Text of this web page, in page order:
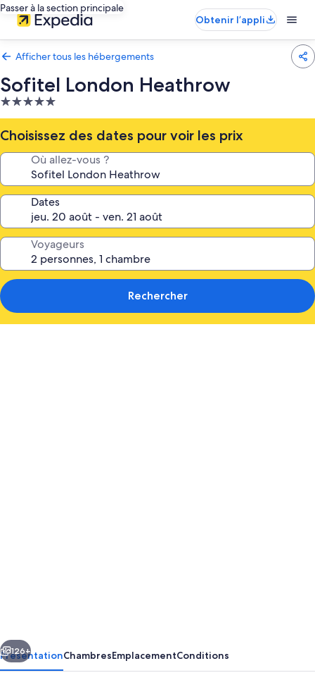
Passer à la section principale
Obtenir l’appli
Afficher tous les hébergements
Sofitel London Heathrow
Hébergement
5.0 étoiles
Choisissez des dates pour voir les prix
Où allez-vous ?
Dates
Voyageurs
Rechercher
Suivant
126+
PrésentationChambresEmplacementConditions